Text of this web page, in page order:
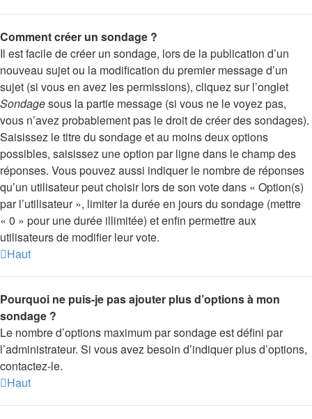
Comment créer un sondage ?
Il est facile de créer un sondage, lors de la publication d’un
nouveau sujet ou la modification du premier message d’un
sujet (si vous en avez les permissions), cliquez sur l’onglet
Sondagesous la partie message (si vous ne le voyez pas,
vous n’avez probablement pas le droit de créer des sondages).
Saisissez le titre du sondage et au moins deux options
possibles, saisissez une option par ligne dans le champ des
réponses. Vous pouvez aussi indiquer le nombre de réponses
qu’un utilisateur peut choisir lors de son vote dans « Option(s)
par l’utilisateur », limiter la durée en jours du sondage (mettre
« 0 » pour une durée illimitée) et enfin permettre aux
utilisateurs de modifier leur vote.
Haut
Pourquoi ne puis-je pas ajouter plus d’options à mon
sondage ?
Le nombre d’options maximum par sondage est défini par
l’administrateur. Si vous avez besoin d’indiquer plus d’options,
contactez-le.
Haut